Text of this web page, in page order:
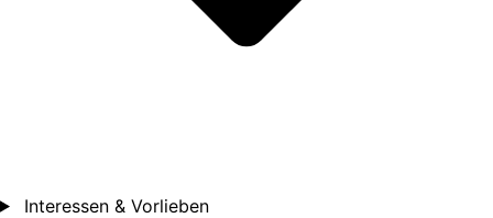
Interessen & Vorlieben